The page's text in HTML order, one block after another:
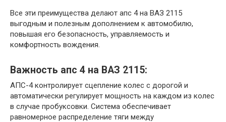
Все эти преимущества делают апс 4 на ВАЗ 2115
выгодным и полезным дополнением к автомобилю,
повышая его безопасность, управляемость и
комфортность вождения.
Важность апс 4 на ВАЗ 2115:
АПС-4 контролирует сцепление колес с дорогой и
автоматически регулирует мощность на каждом из колес
в случае пробуксовки. Система обеспечивает
равномерное распределение тяги между